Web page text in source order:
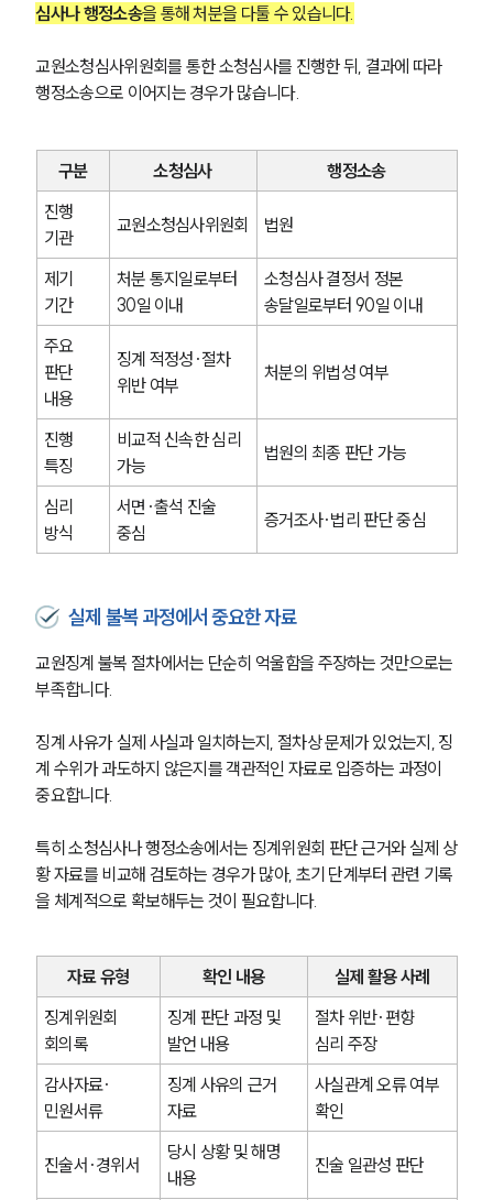
심사나 행정소송을 통해 처분을 다툴 수 있습니다.
교원소청심사위원회를 통한 소청심사를 진행한 뒤, 결과에 따라
행정소송으로 이어지는 경우가 많습니다.
구분 소청심사
행정소송
진행
기관
교원소청심사위원회 법원
제기
기간
처분 통지일로부터
30일 이내
소청심사 결정서 정본
송달일로부터 90일 이내
주요
판단
내용
징계 적정성·절차
위반 여부
처분의 위법성 여부
진행
특징
비교적 신속한 심리
가능
법원의 최종 판단 가능
심리
방식
서면·출석 진술
중심
증거조사·법리 판단 중심
실제 불복 과정에서 중요한 자료
교원징계 불복 절차에서는 단순히 억울함을 주장하는 것만으로는
부족합니다.
징계 사유가 실제 사실과 일치하는지, 절차상 문제가 있었는지, 징
계 수위가 과도하지 않은지를 객관적인 자료로 입증하는 과정이
중요합니다.
특히 소청심사나 행정소송에서는 징계위원회 판단 근거와 실제 상
황 자료를 비교해 검토하는 경우가 많아, 초기 단계부터 관련 기록
을 체계적으로 확보해두는 것이 필요합니다.
자료 유형 확인 내용
실제 활용 사례
징계위원회
회의록
징계 판단 과정 및
발언 내용
절차 위반·편향
심리 주장
감사자료·
민원서류
징계 사유의 근거
자료
사실관계 오류 여부
확인
진술서·경위서
당시 상황 및 해명
내용
진술 일관성 판단